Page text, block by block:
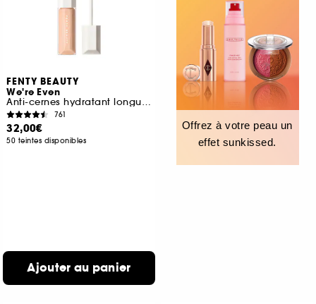
FENTY BEAUTY
We're Even
Anti-cernes hydratant longue durée
761
32,00€
50 teintes disponibles
Ajouter au panier
Offrez à votre peau un
effet sunkissed.